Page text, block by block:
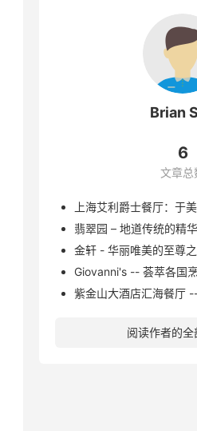
Brian
6
文章总
上海艾利爵士餐厅：于
翡翠园 – 地道传统的精
金轩 - 华丽唯美的至尊
Giovanni's -- 荟萃各国
紫金山大酒店汇海餐厅
阅读作者的全